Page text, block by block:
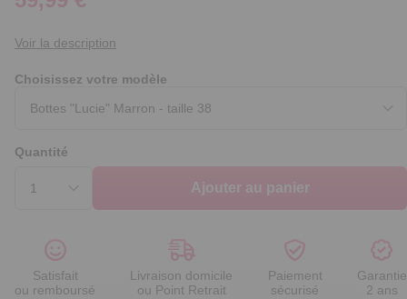
Voir la description
Choisissez votre modèle
Quantité
Ajouter au panier
Satisfait
ou remboursé
Livraison domicile
ou Point Retrait
Paiement
sécurisé
Garantie
2 ans